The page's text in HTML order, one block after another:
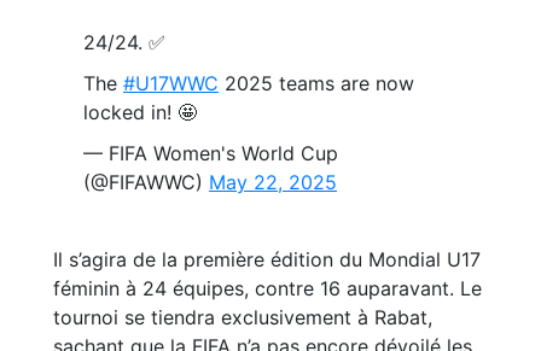
24/24. ✅
The #U17WWC 2025 teams are now
locked in! 🤩
— FIFA Women's World Cup
(@FIFAWWC) May 22, 2025
Il s’agira de la première édition du Mondial U17
féminin à 24 équipes, contre 16 auparavant. Le
tournoi se tiendra exclusivement à Rabat,
sachant que la FIFA n’a pas encore dévoilé les